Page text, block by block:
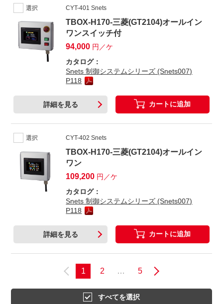
選択 CYT-401 Snets
TBOX-H170-三菱(GT2104)オールイン
ワンスイッチ付
94,000 円／ケ
カタログ：
Snets 制御システムシリーズ (Snets007)
P118
詳細を見る カートに追加
選択 CYT-402 Snets
TBOX-H170-三菱(GT2104)オールイン
ワン
109,200 円／ケ
カタログ：
Snets 制御システムシリーズ (Snets007)
P118
詳細を見る カートに追加
1 2 … 5
すべてを選択